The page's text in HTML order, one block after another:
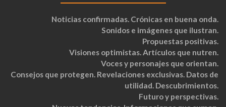
Noticias confirmadas. Crónicas en buena onda.
Sonidos e imágenes que ilustran.
Propuestas positivas.
Visiones optimistas. Artículos que nutren.
Voces y personajes que orientan.
Consejos que protegen. Revelaciones exclusivas. Datos de
utilidad. Descubrimientos.
Futuro y perspectivas.